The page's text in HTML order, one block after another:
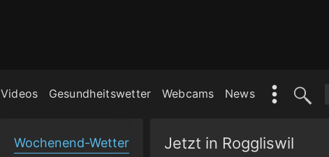
Videos Gesundheitswetter Webcams News
Wochenend-Wetter Jetzt in Roggliswil